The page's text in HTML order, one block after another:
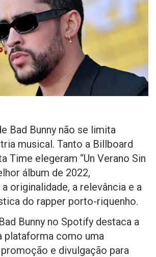
Bad Bunny não se limita
musical. Tanto a Billboard
Time elegeram “Un Verano Sin
álbum de 2022,
originalidade, a relevância e a
do rapper porto-riquenho.
Bunny no Spotify destaca a
plataforma como uma
e divulgação para